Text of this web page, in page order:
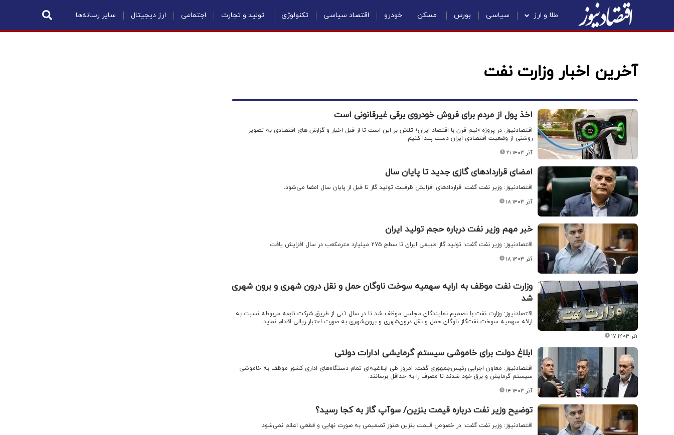
طلا و ارز سیاسی بورس مسکن خودرو اقتصاد سیاسی تکنولوژی تولید و تجارت اجتماعی ارز دیجیتال سایر رسانه‌ها
آخرین اخبار وزارت نفت
اخذ پول از مردم برای فروش خودروی برقی غیرقانونی است
اقتصادنیوز: در پروژه «نیم قرن با اقتصاد ایران» تلاش بر این است تا از قبل اخبار و گزارش های اقتصادی به تصویر
روشنی از وضعیت اقتصادی ایران دست پیدا کنیم.
۲۱ آذر ۱۴۰۳
امضای قراردادهای گازی جدید تا پایان سال
اقتصادنیوز: وزیر نفت گفت: قراردادهای افزایش ظرفیت تولید گاز تا قبل از پایان سال امضا می‌شود.
۱۸ آذر ۱۴۰۳
خبر مهم وزیر نفت درباره حجم تولید ایران
اقتصادنیوز: وزیر نفت گفت: تولید گاز طبیعی ایران تا سطح ۲۷۵ میلیارد مترمکعب در سال افزایش یافت.
۱۸ آذر ۱۴۰۳
وزارت نفت موظف به ارایه سهمیه سوخت ناوگان حمل و نقل درون شهری و برون شهری
شد
اقتصادنیوز: وزارت نفت با تصمیم نمایندگان مجلس موظف شد تا در سال آتی از طریق شرکت تابعه مربوطه نسبت به
ارائه سهمیه سوخت نفت‌گاز ناوگان حمل و نقل درون‌شهری و برون‌شهری به صورت اعتبار ریالی اقدام نماید.
۱۷ آذر ۱۴۰۳
ابلاغ دولت برای خاموشی سیستم گرمایشی ادارات دولتی
اقتصادنیوز: معاون اجرایی رئیس‌جمهوری گفت: امروز طی ابلاغیه‌ای تمام دستگاه‌های اداری کشور موظف به خاموشی
سیستم گرمایش و برق خود شدند تا مصرف را به حداقل برسانند.
۱۴ آذر ۱۴۰۳
توضیح وزیر نفت درباره قیمت بنزین/ سوآپ گاز به کجا رسید؟
اقتصادنیوز: وزیر نفت گفت: در خصوص قیمت بنزین هنوز تصمیمی به صورت نهایی و قطعی اعلام نمی‌شود.